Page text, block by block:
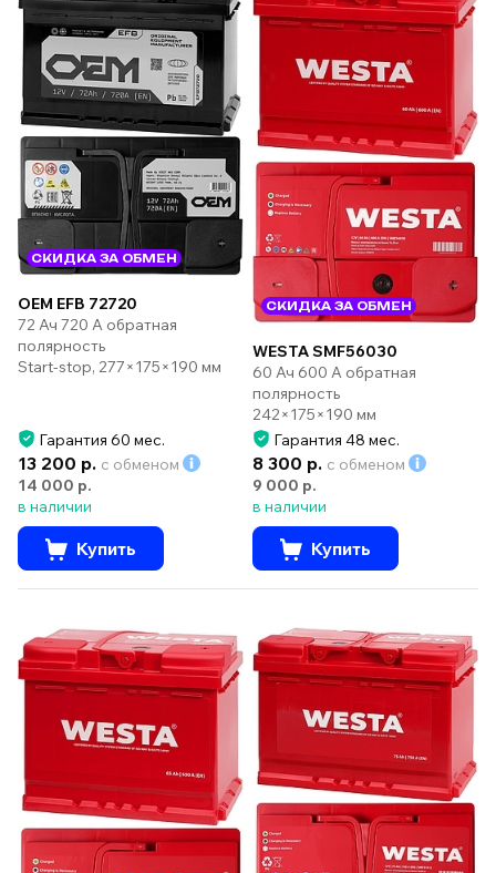
СКИДКА ЗА ОБМЕН
OEM EFB 72720
72 Ач 720 А обратная
полярность
Start-stop, 277×175×190 мм
Гарантия 60 мес.
13 200 р. с обменом
14 000 р.
в наличии
Купить
СКИДКА ЗА ОБМЕН
WESTA SMF56030
60 Ач 600 А обратная
полярность
242×175×190 мм
Гарантия 48 мес.
8 300 р. с обменом
9 000 р.
в наличии
Купить